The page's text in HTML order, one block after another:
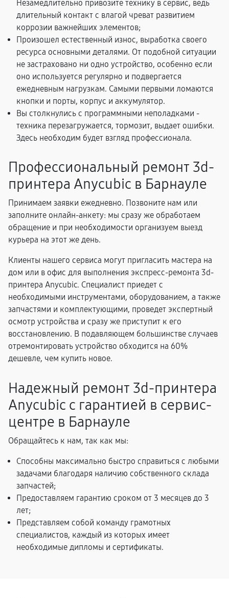
Незамедлительно привозите технику в сервис, ведь
длительный контакт с влагой чреват развитием
коррозии важнейших элементов;
Произошел естественный износ, выработка своего
ресурса основными деталями. От подобной ситуации
не застраховано ни одно устройство, особенно если
оно используется регулярно и подвергается
ежедневным нагрузкам. Самыми первыми ломаются
кнопки и порты, корпус и аккумулятор.
Вы столкнулись с программными неполадками -
техника перезагружается, тормозит, выдает ошибки.
Здесь необходим будет взгляд профессионала.
Профессиональный ремонт 3d-
принтера Anycubic в Барнауле
Принимаем заявки ежедневно. Позвоните нам или
заполните онлайн-анкету: мы сразу же обработаем
обращение и при необходимости организуем выезд
курьера на этот же день.
Клиенты нашего сервиса могут пригласить мастера на
дом или в офис для выполнения экспресс-ремонта 3d-
принтера Anycubic. Специалист приедет с
необходимыми инструментами, оборудованием, а также
запчастями и комплектующими, проведет экспертный
осмотр устройства и сразу же приступит к его
восстановлению. В подавляющем большинстве случаев
отремонтировать устройство обходится на 60%
дешевле, чем купить новое.
Надежный ремонт 3d-принтера
Anycubic с гарантией в сервис-
центре в Барнауле
Обращайтесь к нам, так как мы:
Способны максимально быстро справиться с любыми
задачами благодаря наличию собственного склада
запчастей;
Предоставляем гарантию сроком от 3 месяцев до 3
лет;
Представляем собой команду грамотных
специалистов, каждый из которых имеет
необходимые дипломы и сертификаты.